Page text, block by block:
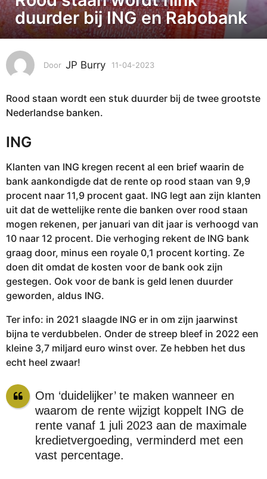
-
0
4
-
2
2
3
1
0
4
-
2
0
2
3
duurder bij ING en Rabobank
Door JP Burry 11-04-2023
0
3
Rood staan wordt een stuk duurder bij de twee grootste
Nederlandse banken.
ING
Klanten van ING kregen recent al een brief waarin de
bank aankondigde dat de rente op rood staan van 9,9
procent naar 11,9 procent gaat. ING legt aan zijn klanten
uit dat de wettelijke rente die banken over rood staan
mogen rekenen, per januari van dit jaar is verhoogd van
10 naar 12 procent. Die verhoging rekent de ING bank
graag door, minus een royale 0,1 procent korting. Ze
doen dit omdat de kosten voor de bank ook zijn
gestegen. Ook voor de bank is geld lenen duurder
geworden, aldus ING.
Ter info: in 2021 slaagde ING er in om zijn jaarwinst
bijna te verdubbelen. Onder de streep bleef in 2022 een
kleine 3,7 miljard euro winst over. Ze hebben het dus
echt heel zwaar!
Om ‘duidelijker’ te maken wanneer en
waarom de rente wijzigt koppelt ING de
rente vanaf 1 juli 2023 aan de maximale
kredietvergoeding, verminderd met een
vast percentage.